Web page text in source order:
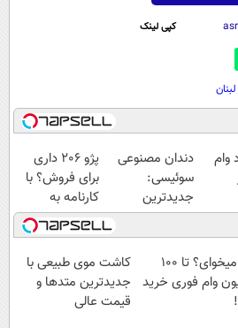
کپی لینک
لبنان
وام
رو
دندان مصنوعی
سوئیسی:
جدیدترین
فناوری اروپا،
سبک و مقاوم |
پرداخت قسطی
پژو 206 داری
برای فروش؟ با
کارنامه به
بهترین قیمت
بفروش!
طلا میخوای؟ تا 100
وام فوری خرید
کاشت موی طبیعی با
جدیدترین متدها و
قیمت عالی